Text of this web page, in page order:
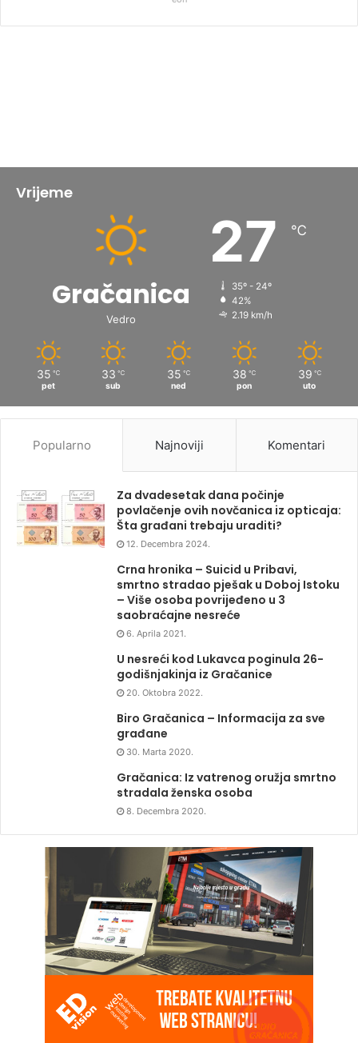
Vrijeme
Gračanica
Vedro
27 ℃
35º - 24º
42%
2.19 km/h
35 ℃
pet
33 ℃
sub
35 ℃
ned
38 ℃
pon
39 ℃
uto
Popularno Najnoviji Komentari
Za dvadesetak dana počinje
povlačenje ovih novčanica iz opticaja:
Šta građani trebaju uraditi?
12. Decembra 2024.
Crna hronika – Suicid u Pribavi,
smrtno stradao pješak u Doboj Istoku
– Više osoba povrijeđeno u 3
saobraćajne nesreće
6. Aprila 2021.
U nesreći kod Lukavca poginula 26-
godišnjakinja iz Gračanice
20. Oktobra 2022.
Biro Gračanica – Informacija za sve
građane
30. Marta 2020.
Gračanica: Iz vatrenog oružja smrtno
stradala ženska osoba
8. Decembra 2020.